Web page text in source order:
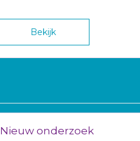
Bekijk
Nieuw onderzoek